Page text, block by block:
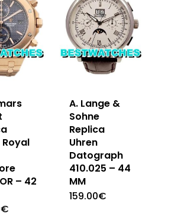
Royal
– 42
€
A. Lange &
Sohne
Replica
Uhren
Datograph
410.025 – 44
MM
159.00€